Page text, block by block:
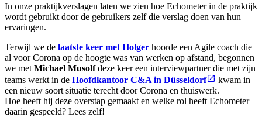
In onze praktijkverslagen laten we zien hoe Echometer in de praktijk
wordt gebruikt door de gebruikers zelf die verslag doen van hun
ervaringen.
Terwijl we de laatste keer met Holger hoorde een Agile coach die
al voor Corona op de hoogte was van werken op afstand, begonnen
we met Michael Musolfdeze keer een interviewpartner die met zijn
teams werkt in de Hoofdkantoor C&A in Düsseldorf
kwam in
een nieuw soort situatie terecht door Corona en thuiswerk.
Hoe heeft hij deze overstap gemaakt en welke rol heeft Echometer
daarin gespeeld? Lees zelf!